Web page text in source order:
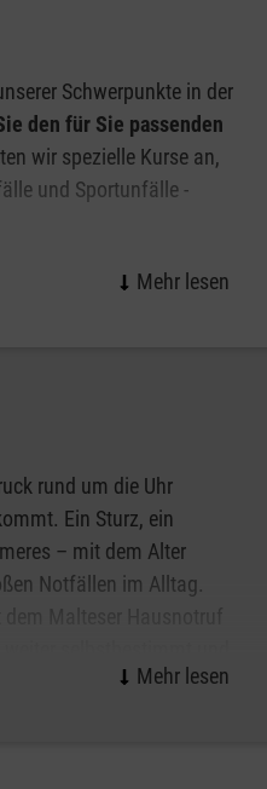
Schwerpunkte in der
den für Sie passenden
wir spezielle Kurse an,
und Sportunfälle -
eines Kurses: Wenn
rund um die Uhr
Ein Sturz, ein
– mit dem Alter
Notfällen im Alltag.
Das kleine, handliche